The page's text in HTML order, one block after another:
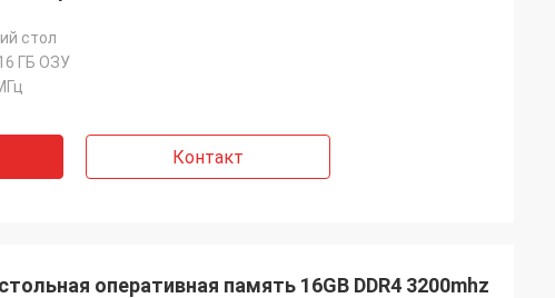
стол
ГБ ОЗУ
Контакт
оперативная память 16GB DDR4 3200mhz